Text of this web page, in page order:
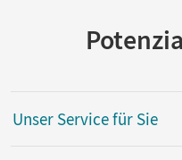
Unser Service für Sie